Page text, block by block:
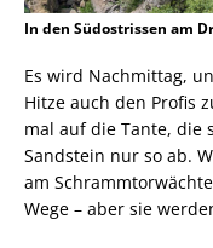
In den Südostrissen am
Es wird Nachmittag,
Hitze auch den Profis
mal auf die Tante, die
Sandstein nur so ab.
am
Wege – aber sie